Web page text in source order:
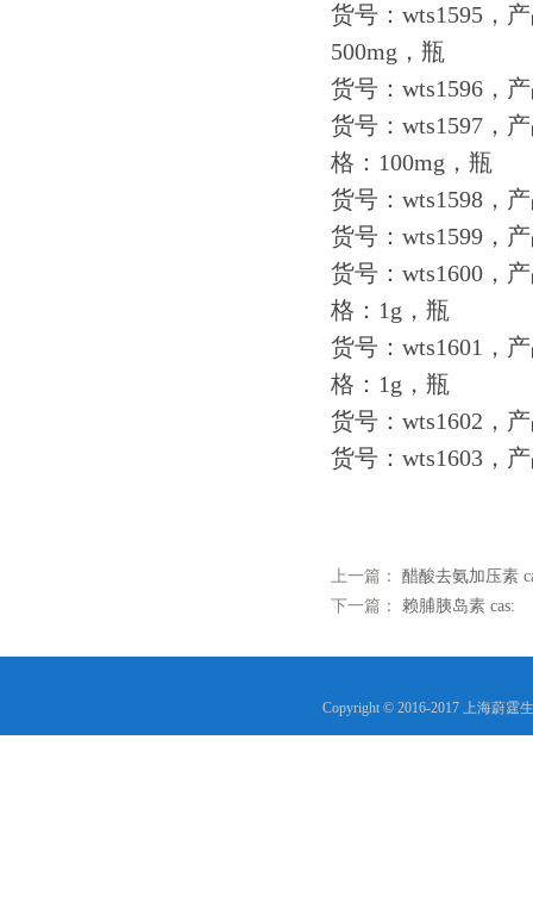
货号：wts1595，
500mg，瓶
货号：wts1596，
货号：wts1597，
格：100mg，瓶
货号：wts1598，
货号：wts1599，
货号：wts1600，
格：1g，瓶
货号：wts1601，
格：1g，瓶
货号：wts1602，
货号：wts1603，
上一篇： 醋酸去氨加压素
下一篇： 赖脯胰岛素 cas:
Copyright © 2016-2017 上海蔚霆